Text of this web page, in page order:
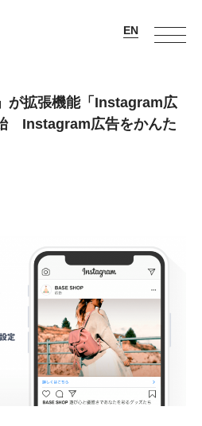
が拡張機能「Instagram広
Instagram広告をかんた